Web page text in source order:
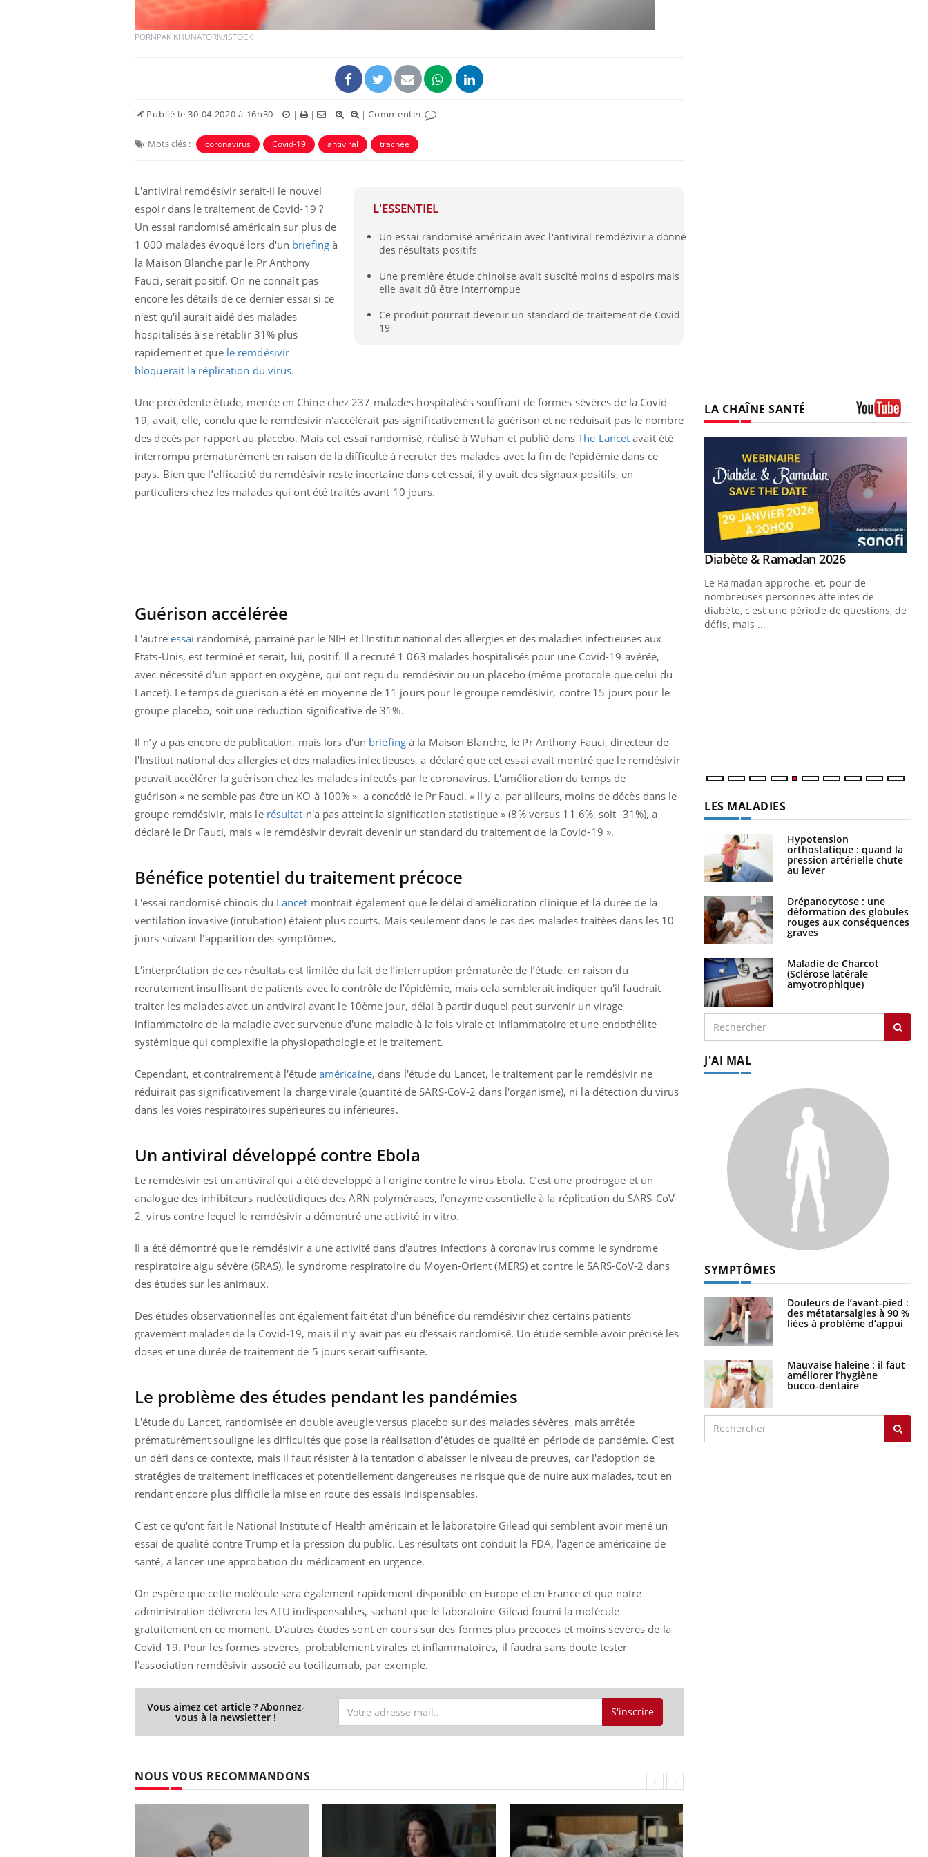
PORNPAK KHUNATORN/ISTOCK
Publié le 30.04.2020 à 16h30 | | | | |Commenter
Mots clés : coronavirus Covid-19 antiviral trachée
L'ESSENTIEL
Un essai randomisé américain avec l'antiviral remdézivir a donné
des résultats positifs
Une première étude chinoise avait suscité moins d'espoirs mais
elle avait dû être interrompue
Ce produit pourrait devenir un standard de traitement de Covid-
19
L'antiviral remdésivir serait-il le nouvel
espoir dans le traitement de Covid-19 ?
Un essai randomisé américain sur plus de
1 000 malades évoqué lors d'un briefingà
la Maison Blanche par le Pr Anthony
Fauci, serait positif. On ne connaît pas
encore les détails de ce dernier essai si ce
n'est qu'il aurait aidé des malades
hospitalisés à se rétablir 31% plus
rapidement et que le remdésivir
bloquerait la réplication du virus.
Une précédente étude, menée en Chine chez 237 malades hospitalisés souffrant de formes sévères de la Covid-
19, avait, elle, conclu que le remdésivir n'accélèrait pas significativement la guérison et ne réduisait pas le nombre
des décès par rapport au placebo. Mais cet essai randomisé, réalisé à Wuhan et publié dansThe Lancetavait été
interrompu prématurément en raison de la difficulté à recruter des malades avec la fin de l'épidémie dans ce
pays. Bien que l’efficacité du remdésivir reste incertaine dans cet essai, il y avait des signaux positifs, en
particuliers chez les malades qui ont été traités avant 10 jours.
Guérison accélérée
L'autre essai randomisé, parrainé par le NIH et l'Institut national des allergies et des maladies infectieuses aux
Etats-Unis, est terminé et serait, lui, positif. Il a recruté 1 063 malades hospitalisés pour une Covid-19 avérée,
avec nécessité d'un apport en oxygène, qui ont reçu du remdésivir ou un placebo (même protocole que celui du
Lancet). Le temps de guérison a été en moyenne de 11 jours pour le groupe remdésivir, contre 15 jours pour le
groupe placebo, soit une réduction significative de 31%.
Il n’y a pas encore de publication, mais lors d'un briefingà la Maison Blanche, le Pr Anthony Fauci, directeur de
l'Institut national des allergies et des maladies infectieuses, a déclaré que cet essai avait montré que le remdésivir
pouvait accélérer la guérison chez les malades infectés par le coronavirus. L'amélioration du temps de
guérison « ne semble pas être un KO à 100% », a concédé le Pr Fauci. « Il y a, par ailleurs, moins de décès dans le
groupe remdésivir, mais le résultat n'a pas atteint la signification statistique » (8% versus 11,6%, soit -31%), a
déclaré le Dr Fauci, mais « le remdésivir devrait devenir un standard du traitement de la Covid-19 ».
Bénéfice potentiel du traitement précoce
L'essai randomisé chinois du Lancet montrait également que le délai d'amélioration clinique et la durée de la
ventilation invasive (intubation) étaient plus courts. Mais seulement dans le cas des malades traitées dans les 10
jours suivant l'apparition des symptômes.
L'interprétation de ces résultats est limitée du fait de l’interruption prématurée de l’étude, en raison du
recrutement insuffisant de patients avec le contrôle de l’épidémie, mais cela semblerait indiquer qu'il faudrait
traiter les malades avec un antiviral avant le 10ème jour, délai à partir duquel peut survenir un virage
inflammatoire de la maladie avec survenue d'une maladie à la fois virale et inflammatoire et une endothélite
systémique qui complexifie la physiopathologie et le traitement.
Cependant, et contrairement à l'étude américaine, dans l'étude du Lancet, le traitement par le remdésivir ne
réduirait pas significativement la charge virale (quantité de SARS-CoV-2 dans l'organisme), ni la détection du virus
dans les voies respiratoires supérieures ou inférieures.
Un antiviral développé contre Ebola
Le remdésivir est un antiviral qui a été développé à l'origine contre le virus Ebola. C’est une prodrogue et un
analogue des inhibiteurs nucléotidiques des ARN polymérases, l’enzyme essentielle à la réplication du SARS-CoV-
2, virus contre lequel le remdésivir a démontré une activité in vitro.
Il a été démontré que le remdésivir a une activité dans d'autres infections à coronavirus comme le syndrome
respiratoire aigu sévère (SRAS), le syndrome respiratoire du Moyen-Orient (MERS) et contre le SARS-CoV-2 dans
des études sur les animaux.
Des études observationnelles ont également fait état d'un bénéfice du remdésivir chez certains patients
gravement malades de la Covid-19, mais il n'y avait pas eu d'essais randomisé. Un étude semble avoir précisé les
doses et une durée de traitement de 5 jours serait suffisante.
Le problème des études pendant les pandémies
L'étude du Lancet, randomisée en double aveugle versus placebo sur des malades sévères, mais arrêtée
prématurément souligne les difficultés que pose la réalisation d'études de qualité en période de pandémie. C'est
un défi dans ce contexte, mais il faut résister à la tentation d'abaisser le niveau de preuves, car l'adoption de
stratégies de traitement inefficaces et potentiellement dangereuses ne risque que de nuire aux malades, tout en
rendant encore plus difficile la mise en route des essais indispensables.
C'est ce qu'ont fait le National Institute of Health américain et le laboratoire Gilead qui semblent avoir mené un
essai de qualité contre Trump et la pression du public. Les résultats ont conduit la FDA, l'agence américaine de
santé, a lancer une approbation du médicament en urgence.
On espère que cette molécule sera également rapidement disponible en Europe et en France et que notre
administration délivrera les ATU indispensables, sachant que le laboratoire Gilead fourni la molécule
gratuitement en ce moment. D'autres études sont en cours sur des formes plus précoces et moins sévères de la
Covid-19. Pour les formes sévères, probablement virales et inflammatoires, il faudra sans doute tester
l'association remdésivir associé au tocilizumab, par exemple.
Vous aimez cet article ? Abonnez-
vous à la newsletter ! S'inscrire
NOUS VOUS RECOMMANDONS
LA CHAÎNE SANTÉ
Carence en fer : comprendre pour
Youtube
sont ...
Youtube
Diabète & Ramadan 2026Youtube
Le Ramadan approche, et, pour de
nombreuses personnes atteintes de
diabète, c'est une période de questions, de
défis, mais ...
LES MALADIES
Hypotension
orthostatique : quand la
pression artérielle chute
au lever
Drépanocytose : une
déformation des globules
rouges aux conséquences
graves
Maladie de Charcot
(Sclérose latérale
amyotrophique)
J'AI MAL
SYMPTÔMES
Douleurs de l’avant-pied :
des métatarsalgies à 90 %
liées à problème d’appui
Mauvaise haleine : il faut
améliorer l’hygiène
bucco-dentaire